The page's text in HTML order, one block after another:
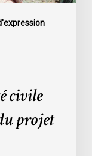
civile
projet